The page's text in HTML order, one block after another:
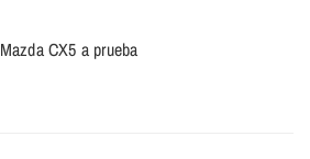
CX5 a prueba